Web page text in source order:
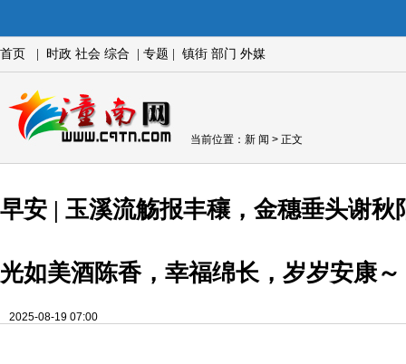
首页 时政 社会 综合 专题 镇街 部门 外媒
当前位置： 新 闻 > 正文
早安 | 玉溪流觞报丰穰，金穗垂头谢
光如美酒陈香，幸福绵长，岁岁安康～
2025-08-19 07:00